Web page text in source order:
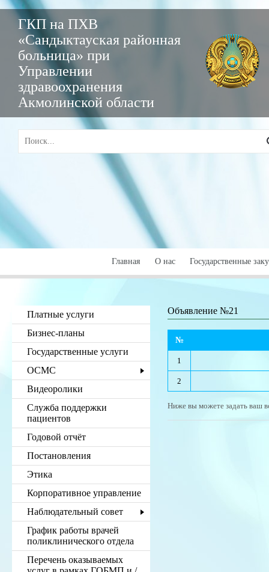
ГКП на ПХВ
«Сандыктауская районная
больница» при
Управлении
здравоохранения
Акмолинской области
Главная О нас Государственные
Платные услуги
Бизнес-планы
Государственные услуги
ОСМС
Видеоролики
Служба поддержки
пациентов
Годовой отчёт
Постановления
Этика
Корпоративное управление
Наблюдательный совет
График работы врачей
поликлинического отдела
Перечень оказываемых
Объявление №21
№
1
2
Ниже вы можете задать ваш